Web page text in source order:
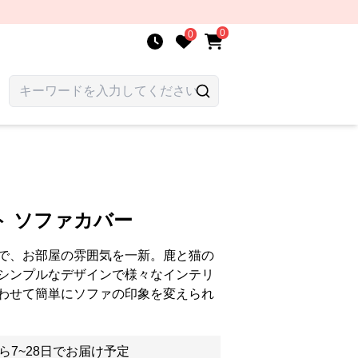
0 0
ソファカバー
、お部屋の雰囲気を一新。鹿と猫の
ンプルなデザインで様々なインテリ
せて簡単にソファの印象を変えられ
7~28日でお届け予定